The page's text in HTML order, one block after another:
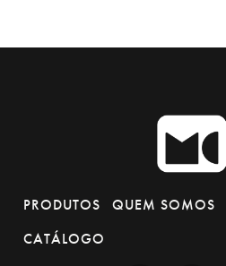
PRODUTOS QUEM SOMOS
CATÁLOGO